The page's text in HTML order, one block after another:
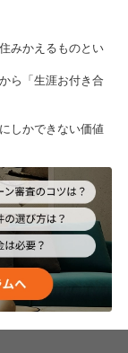
みかえるものとい
ら「生涯お付き合
しかできない価値